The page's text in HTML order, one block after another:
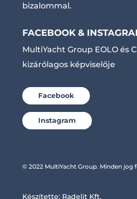
bizalommal.
FACEBOOK &
MultiYacht Group EOLO és
kizárólagos képviselője
Facebook
Instagram
© 2022 MultiYacht Group. Minden jog
Készítette: Radelit Kft.